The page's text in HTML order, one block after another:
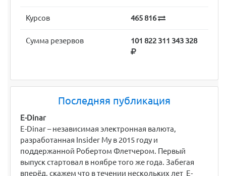
Курсов 465 816
Сумма резервов 101 822 311 343 328
Последняя публикация
E-Dinar
E-Dinar – независимая электронная валюта,
разработанная Insider My в 2015 году и
поддержанной Робертом Флетчером. Первый
выпуск стартовал в ноябре того же года. Забегая
вперёд, скажем что в течении нескольких лет E-